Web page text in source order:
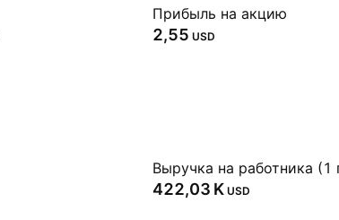
Прибыль на акцию
2,55 USD
Выручка на работника (1
‪422,03 K‬ USD